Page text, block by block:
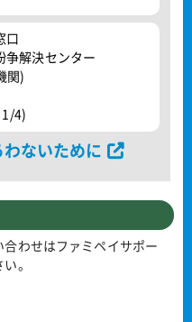
口
争解決センター
関)
4)
ないために
わせはファミペイサポー
。